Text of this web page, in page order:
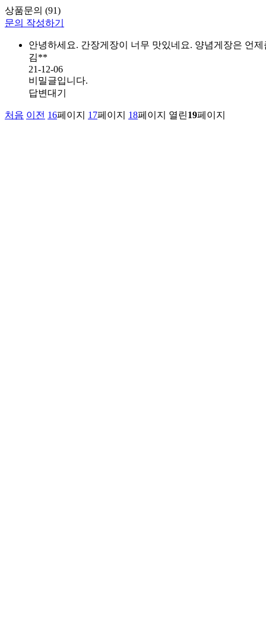
상품문의 (91)
문의 작성하기
안녕하세요. 간장게장이 너무 맛있네요. 양념게장은 언
김**
21-12-06
비밀글입니다.
답변대기
처음 이전 16페이지 17페이지 18페이지 열린19페이지